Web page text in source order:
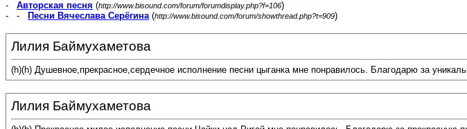
- Авторская песня (http://www.bisound.com/forum/forumdisplay.php?f=106)
- -
Песни Вячеслава Серёгина(http://www.bisound.com/forum/showthread.php?t=909)
Лилия Баймухаметова
(h)(h) Душевное,прекрасное,сердечное исполнение песни цыганка мне понравилось. Благодарю за
Лилия Баймухаметова